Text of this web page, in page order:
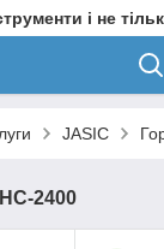
і не
JASIC
2400